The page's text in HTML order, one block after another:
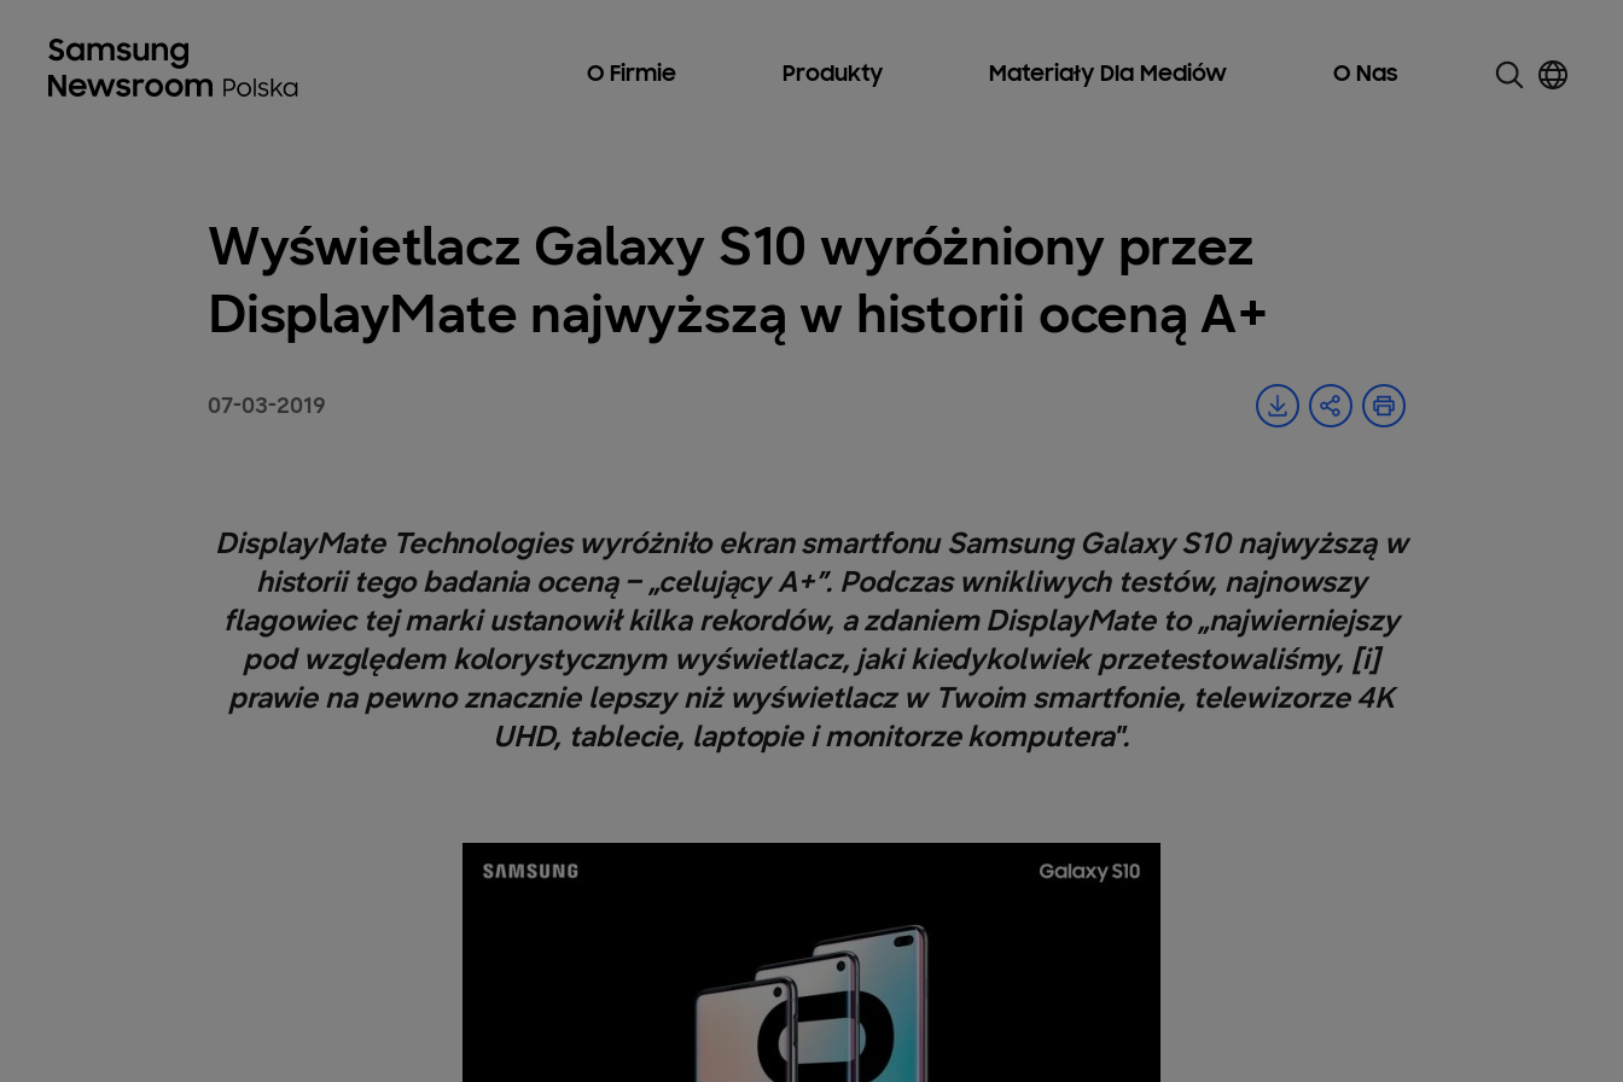
O Firmie Produkty Materiały Dla Mediów O Nas
Wyświetlacz Galaxy S10 wyróżniony przez
DisplayMate najwyższą w historii oceną A+
07-03-2019
DisplayMate Technologies wyróżniło ekran smartfonu Samsung Galaxy S10 najwyższą w
historii tego badania oceną – „celujący A+”. Podczas wnikliwych testów, najnowszy
flagowiec tej marki ustanowił kilka rekordów, a zdaniem DisplayMate to „najwierniejszy
pod względem kolorystycznym wyświetlacz, jaki kiedykolwiek przetestowaliśmy, [i]
prawie na pewno znacznie lepszy niż wyświetlacz w Twoim smartfonie, telewizorze 4K
UHD, tablecie, laptopie i monitorze komputera".